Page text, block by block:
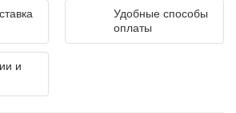
Удобные способы
оплаты
и